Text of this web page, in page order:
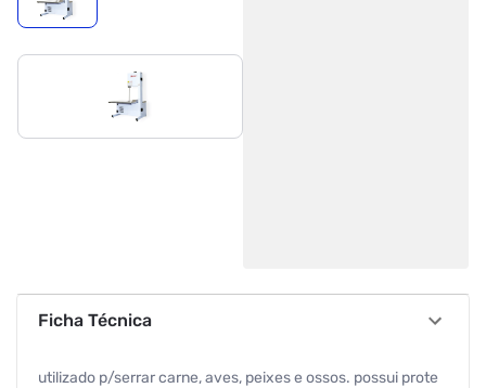
Ficha Técnica
utilizado p/serrar carne, aves, peixes e ossos. possui prote